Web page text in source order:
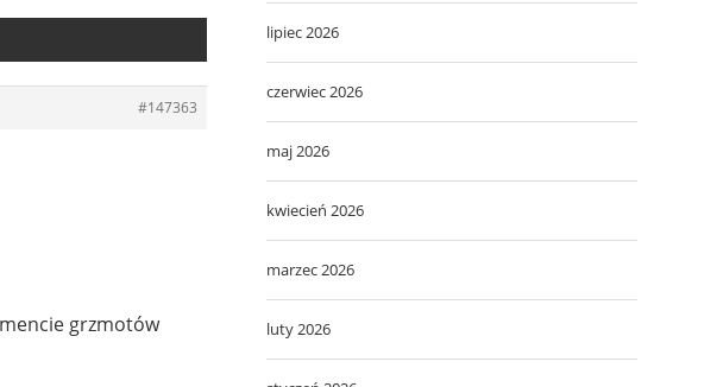
#147363
grzmotów
lipiec 2026
czerwiec 2026
maj 2026
kwiecień 2026
marzec 2026
luty 2026